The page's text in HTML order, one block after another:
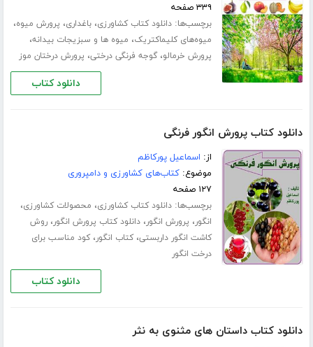
۳۳۹ صفحه
برچسب‌ها:دانلود کتاب کشاورزی،باغداری، پرورش میوه،
میوه‌های کلیماکتریک، میوه ها و سبزیجات بیدانه،
پرورش خرمالو،گوجه فرنگی درختی، پرورش درختان موز
دانلود کتاب
دانلود کتاب پرورش انگور فرنگی
از: اسماعیل پورکاظم
موضوع:کتاب‌های کشاورزی و دامپروری
۱۲۷ صفحه
برچسب‌ها:دانلود کتاب کشاورزی، محصولات کشاورزی،
انگور، پرورش انگور،دانلود کتاب پرورش انگور،روش
کاشت انگور داربستی،کتاب انگور،کود مناسب برای
درخت انگور
دانلود کتاب
دانلود کتاب داستان های مثنوی به نثر